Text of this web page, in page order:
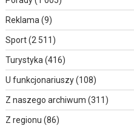
Reklama (9)
Sport(2 511)
Turystyka (416)
U funkcjonariuszy(108)
Z naszego archiwum (311)
Z regionu (86)